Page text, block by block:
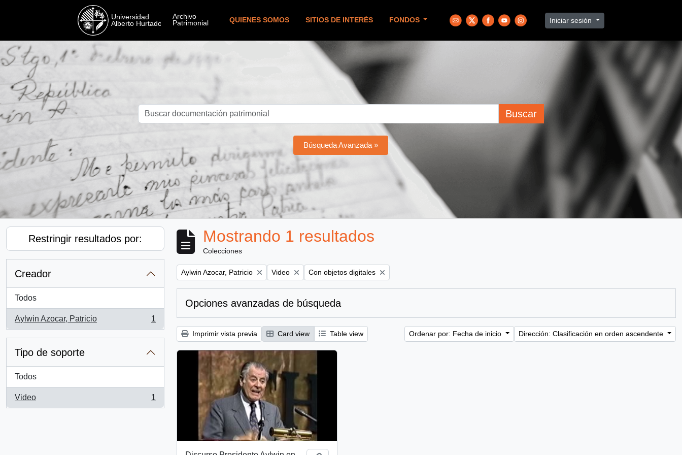
QUIENES SOMOS SITIOS DE INTERÉS FONDOS Iniciar sesión
Buscar
Búsqueda Avanzada »
Restringir resultados por:
Creador
Todos
Aylwin Azocar, Patricio
, 1 resultados
1
Tipo de soporte
Todos
Video
, 1 resultados
1
Mostrando 1 resultados
Colecciones
Remove filter:
Aylwin Azocar, Patricio Remove filter:
Video Remove filter:
Con objetos digitales
Opciones avanzadas de búsqueda
Imprimir vista previa Card view Table view Ordenar por: Fecha de inicio Dirección: Clasificación en orden ascendente